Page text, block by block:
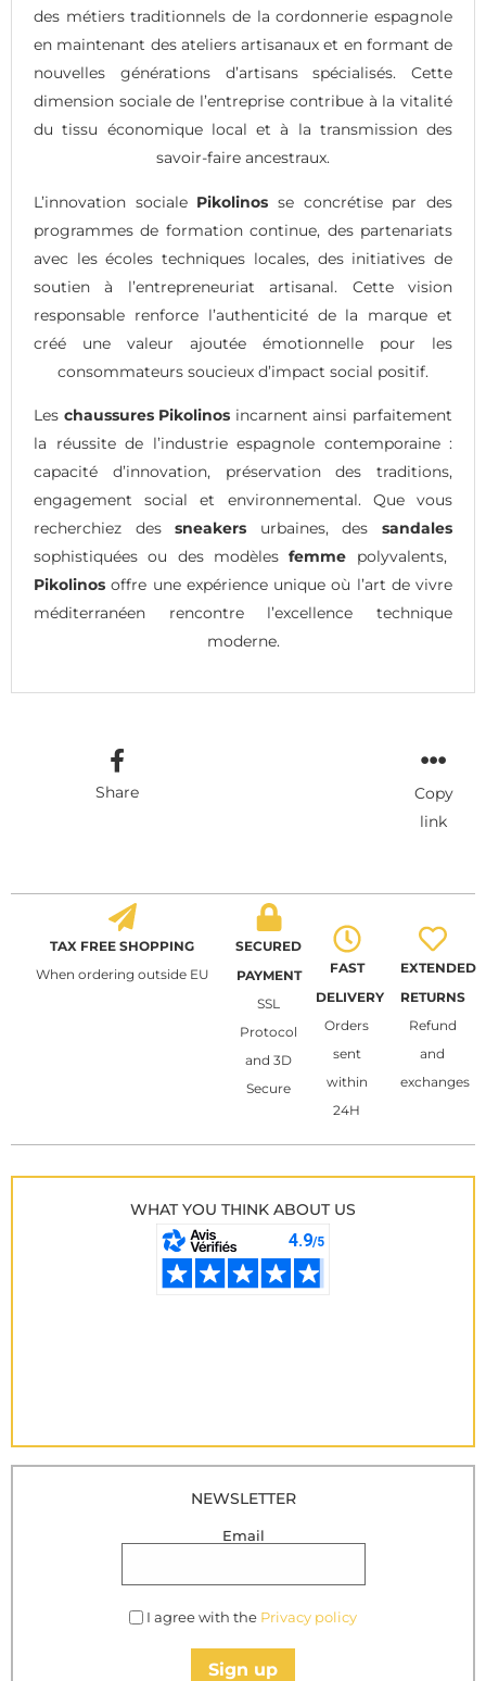
des métiers traditionnels de la cordonnerie espagnole
en maintenant des ateliers artisanaux et en formant de
nouvelles générations d’artisans spécialisés. Cette
dimension sociale de l’entreprise contribue à la vitalité
du tissu économique local et à la transmission des
savoir-faire ancestraux.
L’innovation sociale Pikolinos se concrétise par des
programmes de formation continue, des partenariats
avec les écoles techniques locales, des initiatives de
soutien à l’entrepreneuriat artisanal. Cette vision
responsable renforce l’authenticité de la marque et
créé une valeur ajoutée émotionnelle pour les
consommateurs soucieux d’impact social positif.
Les chaussures Pikolinos incarnent ainsi parfaitement
la réussite de l’industrie espagnole contemporaine :
capacité d’innovation, préservation des traditions,
engagement social et environnemental. Que vous
recherchiez dessneakers urbaines, dessandales
sophistiquées ou des modèlesfemme polyvalents,
Pikolinos offre une expérience unique où l’art de vivre
méditerranéen rencontre l’excellence technique
moderne.
Share
Copy
link
TAX FREE SHOPPING
When ordering outside EU
SECURED
PAYMENT
SSL
Protocol
and 3D
Secure
FAST
DELIVERY
Orders
sent
within
24H
EXTENDED
RETURNS
Refund
and
exchanges
WHAT YOU THINK ABOUT US
NEWSLETTER
Email
I agree with the Privacy policy
Sign up